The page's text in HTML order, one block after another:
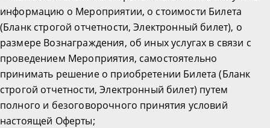
информацию о Мероприятии, о стоимости Билета
(Бланк строгой отчетности, Электронный билет), о
размере Вознаграждения, об иных услугах в связи с
проведением Мероприятия, самостоятельно
принимать решение о приобретении Билета (Бланк
строгой отчетности, Электронный билет) путем
полного и безоговорочного принятия условий
настоящей Оферты;